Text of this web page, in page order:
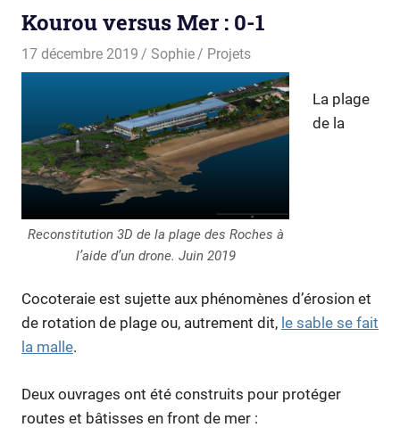
Kourou versus Mer : 0-1
17 décembre 2019 Sophie Projets
Reconstitution 3D de la plage des Roches à
l’aide d’un drone. Juin 2019
La plage
de la
Cocoteraie est sujette aux phénomènes d’érosion et
de rotation de plage ou, autrement dit, le sable se fait
la malle.
Deux ouvrages ont été construits pour protéger
routes et bâtisses en front de mer :